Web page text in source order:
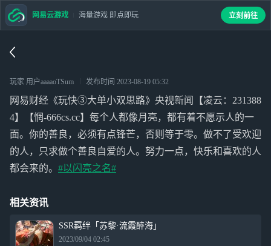
玩家 用户aaaaoTSum 发布时间 2023-08-19 05:32
网易财经《玩快③大单小双思路》央视新闻【凌云：231388
4】【惘-666cs.cc】每个人都像月亮，都有着不愿示人的一
面。你的善良，必须有点锋芒，否则等于零。做不了受欢迎
的人，只求做个善良自爱的人。努力一点，快乐和喜欢的人
都会来的。 #以闪亮之名#
相关资讯
SSR羁绊「苏黎·流霞醉海」
2023/09/04 02:45
网易云游戏 海量游戏 即点即玩 立刻前往